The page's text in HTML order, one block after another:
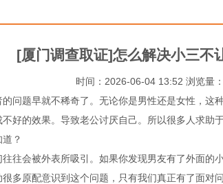
[厦门调查取证]怎么解决小三不
时间：2026-06-04 13:52 浏览量
问题早就不稀奇了。无论你是男性还是女性，这
好的效果。导致老公讨厌自己。所以很多人求助
？
往会被外表所吸引。如果你发现男友有了外面的
多原配意识到这个问题，只有我们真正有了面对